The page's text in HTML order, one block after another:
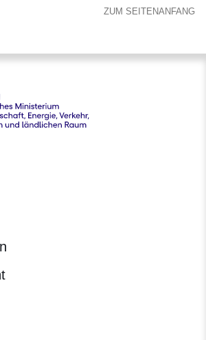
ZUM SEITENANFANG
Ministerium für Wirtschaft, Energie,